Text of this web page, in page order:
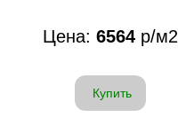
Цена: 6564 р/м2
Купить